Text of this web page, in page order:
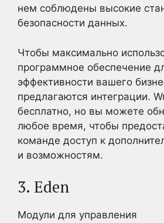
нем соблюдены высокие
безопасности данных.
Чтобы максимально
программное обеспечение
эффективности вашего
предлагаются интеграции.
бесплатно, но вы можете
любое время, чтобы
команде доступ к
и возможностям.
3. Eden
Модули для управления